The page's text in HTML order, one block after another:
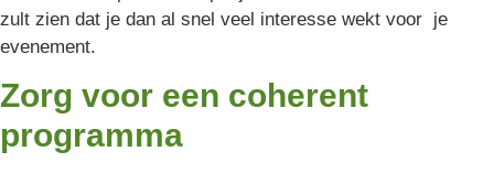
zult zien dat je dan al snel veel interesse wekt voor je
evenement.
Zorg voor een coherent
programma